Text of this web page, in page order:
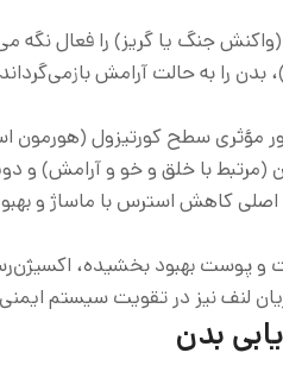
جنگ یا گریز) را فعال نگه
را به حالت آرامش
مؤثری سطح کورتیزول
با خلق و خو و آرامش) و
کاهش استرس با ماساژ و
و پوست بهبود بخشیده،
لنف نیز در تقویت سیستم
بدن